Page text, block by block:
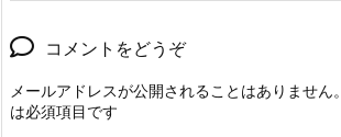
コメントをどうぞ
メールアドレスが公開されることはありません。
は必須項目です